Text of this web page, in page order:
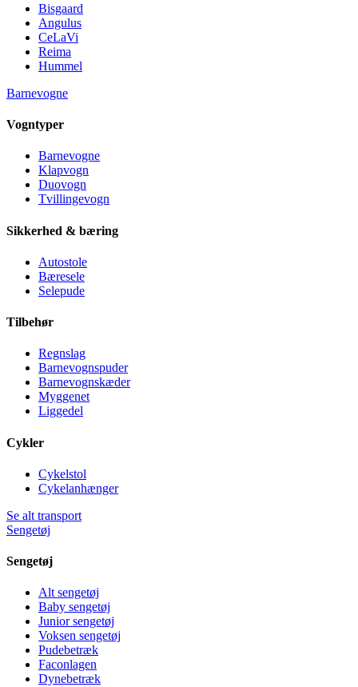
Bisgaard
Angulus
CeLaVi
Reima
Hummel
Barnevogne
Vogntyper
Barnevogne
Klapvogn
Duovogn
Tvillingevogn
Sikkerhed & bæring
Autostole
Bæresele
Selepude
Tilbehør
Regnslag
Barnevognspuder
Barnevognskæder
Myggenet
Liggedel
Cykler
Cykelstol
Cykelanhænger
Se alt transport
Sengetøj
Sengetøj
Alt sengetøj
Baby sengetøj
Junior sengetøj
Voksen sengetøj
Pudebetræk
Faconlagen
Dynebetræk